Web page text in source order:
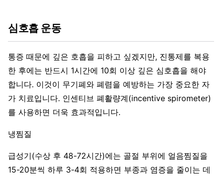
심호흡 운동
통증 때문에 깊은 호흡을 피하고 싶겠지만, 진통제를 복용
한 후에는 반드시 1시간에 10회 이상 깊은 심호흡을 해야
합니다. 이것이 무기폐와 폐렴을 예방하는 가장 중요한 자
가 치료입니다. 인센티브 폐활량계(incentive spirometer)
를 사용하면 더욱 효과적입니다.
냉찜질
급성기(수상 후 48-72시간)에는 골절 부위에 얼음찜질을
15-20분씩 하루 3-4회 적용하면 부종과 염증을 줄이는 데